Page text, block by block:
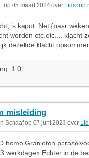
op 05 maart 2024 over
is kapot. Net {paar
worden etc.etc.... klacht
dezelfde klacht
1.0
misleiding
Schaaf op 07 juni 2023 over
home Granieten
werkdagen Echter in de